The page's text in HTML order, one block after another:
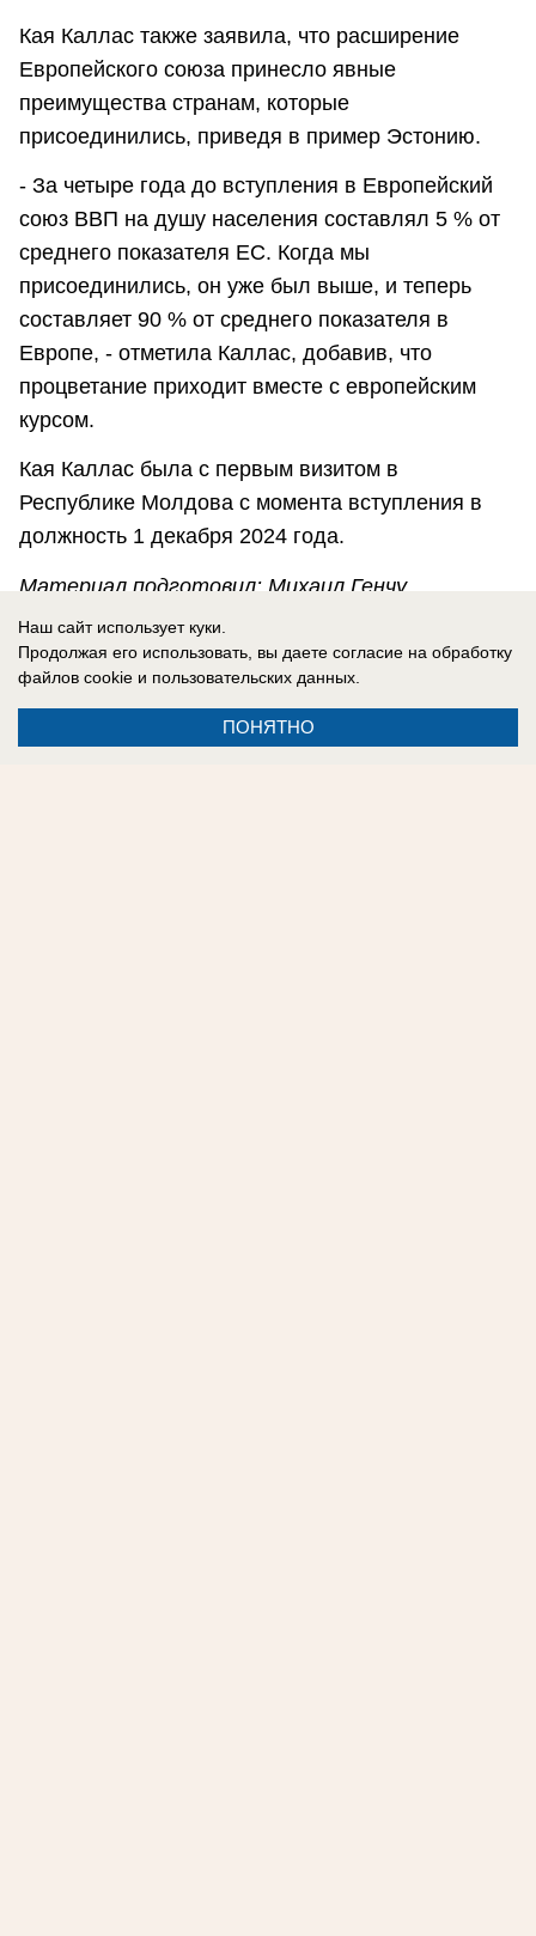
Кая Каллас также заявила, что расширение
Европейского союза принесло явные
преимущества странам, которые
присоединились, приведя в пример Эстонию.
- За четыре года до вступления в Европейский
союз ВВП на душу населения составлял 5 % от
среднего показателя ЕС. Когда мы
присоединились, он уже был выше, и теперь
составляет 90 % от среднего показателя в
Европе, - отметила Каллас, добавив, что
процветание приходит вместе с европейским
курсом.
Кая Каллас была с первым визитом в
Республике Молдова с момента вступления в
должность 1 декабря 2024 года.
Материал подготовил: Михаил Генчу
«Блокнот Молдова» предлагает подписаться на
наш телеграм-канал
https://t.me/bloknotmd
- все
Наш сайт использует куки.
Продолжая его использовать, вы даете согласие на обработку
файлов cookie и пользовательских данных.
ПОНЯТНО